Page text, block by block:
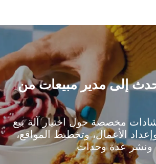
مخصصة حول اختيار آلة بيع
الأعمال، وتخطيط المواقع،
ونشر عدة وحدات